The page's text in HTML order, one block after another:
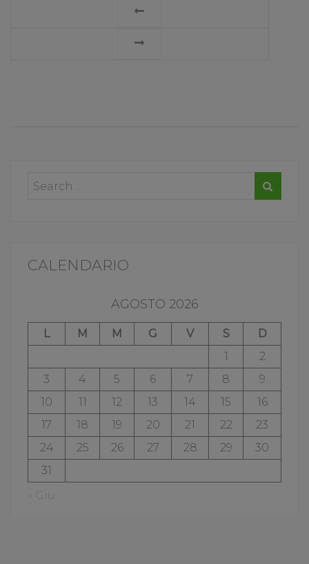
CALENDARIO
AGOSTO 2026
L M M G V S
D
1
2
3
4 5 6 7 8
9
10
11 12 13 14 15
16
17
18 19 20 21 22
23
24
25 26 27 28 29
30
31
« Giu